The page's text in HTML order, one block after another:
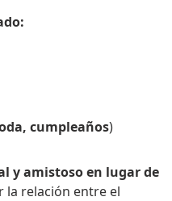
cumpleaños)
y amistoso en lugar de
la relación entre el